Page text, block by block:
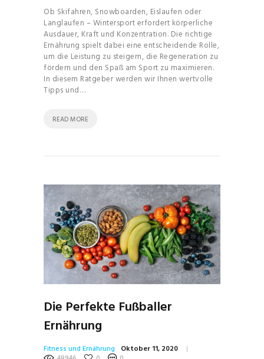
Ob Skifahren, Snowboarden, Eislaufen oder
Langlaufen – Wintersport erfordert körperliche
Ausdauer, Kraft und Konzentration. Die richtige
Ernährung spielt dabei eine entscheidende Rolle,
um die Leistung zu steigern, die Regeneration zu
fördern und den Spaß am Sport zu maximieren.
In diesem Ratgeber werden wir Ihnen wertvolle
Tipps und…
READ MORE
Die Perfekte Fußballer
Ernährung
Fitness und Ernährung Oktober 11, 2020